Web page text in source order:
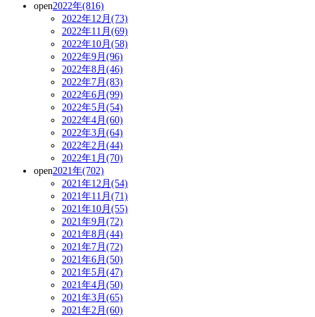
open2022年(816)
2022年12月(73)
2022年11月(69)
2022年10月(58)
2022年9月(96)
2022年8月(46)
2022年7月(83)
2022年6月(99)
2022年5月(54)
2022年4月(60)
2022年3月(64)
2022年2月(44)
2022年1月(70)
open2021年(702)
2021年12月(54)
2021年11月(71)
2021年10月(55)
2021年9月(72)
2021年8月(44)
2021年7月(72)
2021年6月(50)
2021年5月(47)
2021年4月(50)
2021年3月(65)
2021年2月(60)